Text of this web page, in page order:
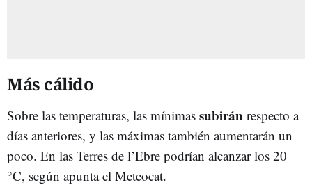
Más cálido
Sobre las temperaturas, las mínimas subirán respecto a
días anteriores, y las máximas también aumentarán un
poco. En las Terres de l’Ebre podrían alcanzar los 20
°C, según apunta el Meteocat.